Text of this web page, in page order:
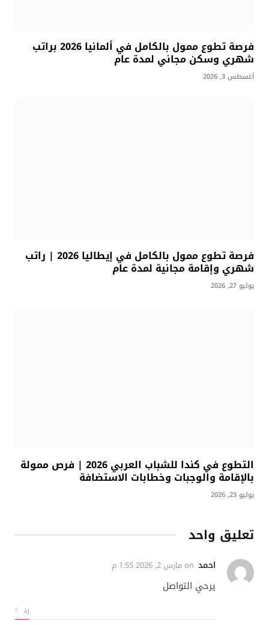
فرصة تطوع ممول بالكامل في ألمانيا 2026 براتب
شهري وسكن مجاني لمدة عام
أغسطس 3, 2026
فرصة تطوع ممول بالكامل في إيطاليا 2026 | راتب
شهري وإقامة مجانية لمدة عام
يوليو 27, 2026
التطوع في كندا للشباب العربي 2026 | فرص ممولة
بالإقامة والوجبات وخطابات الاستضافة
يوليو 23, 2026
تعليق واحد
احمد مارس 2, 2026 1:55 م
يرحي التواصل
رد